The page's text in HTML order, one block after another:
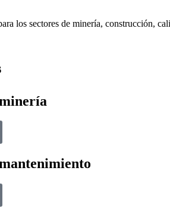
los sectores de minería, construcción,